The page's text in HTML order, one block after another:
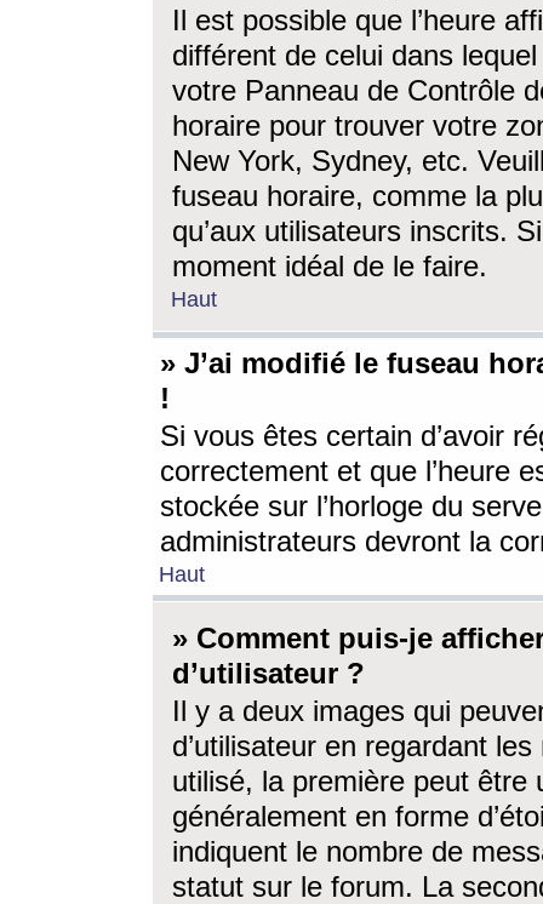
Il est possible que l’heure
différent de celui dans
votre Panneau de Contrôle
horaire pour trouver votre
New York, Sydney, etc.
fuseau horaire, comme la
qu’aux utilisateurs inscrits.
moment idéal de le faire.
Haut
» J’ai modifié le fuseau
!
Si vous êtes certain d’avoir
correctement et que l’heure
stockée sur l’horloge du
administrateurs devront la
Haut
» Comment puis-je
d’utilisateur ?
Il y a deux images qui
d’utilisateur en regardant
utilisé, la première peut être
généralement en forme
indiquent le nombre de
statut sur le forum. La